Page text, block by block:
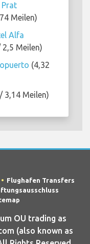
Prat
Meilen)
Alfa
2,5 Meilen)
(4,32
3,14 Meilen)
Flughafen Transfers
OU trading as
(also known as